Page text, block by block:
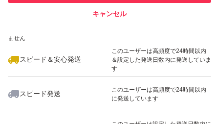
ません
スピード＆安心発送
このユーザーは高頻度で24時間以内
＆設定した発送日数内に発送していま
す
スピード発送
このユーザーは高頻度で24時間以内
に発送しています
キャンセル
いいね！
750